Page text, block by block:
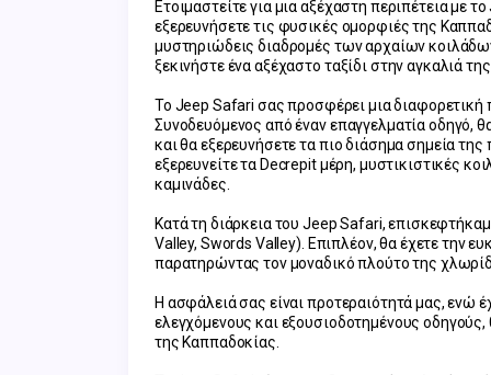
Ετοιμαστείτε για μια αξέχαστη περιπέτεια με
εξερευνήσετε τις φυσικές ομορφιές της
μυστηριώδεις διαδρομές των αρχαίων
ξεκινήστε ένα αξέχαστο ταξίδι στην αγκαλιά
Το Jeep Safari σας προσφέρει μια
Συνοδευόμενος από έναν επαγγελματία οδηγό,
και θα εξερευνήσετε τα πιο διάσημα σημεία
εξερευνείτε τα Decrepit μέρη, μυστικιστικές
καμινάδες.
Κατά τη διάρκεια του Jeep Safari,
Valley, Swords Valley). Επιπλέον, θα έχετε την
παρατηρώντας τον μοναδικό πλούτο της
Η ασφάλειά σας είναι προτεραιότητά μας, ενώ
ελεγχόμενους και εξουσιοδοτημένους
της Καππαδοκίας.